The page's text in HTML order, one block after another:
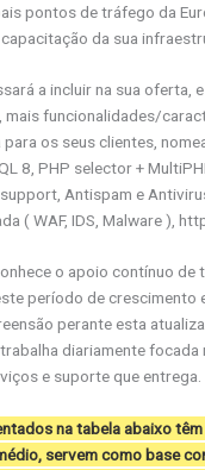
pontos de tráfego da
da sua
a incluir na sua oferta,
mais funcionalidades/
para os seus clientes,
8, PHP selector +
Antispam e
( WAF, IDS, Malware ),
o apoio contínuo de
período de crescimento
perante esta
diariamente focada
e suporte que entrega.
na tabela abaixo
servem como base